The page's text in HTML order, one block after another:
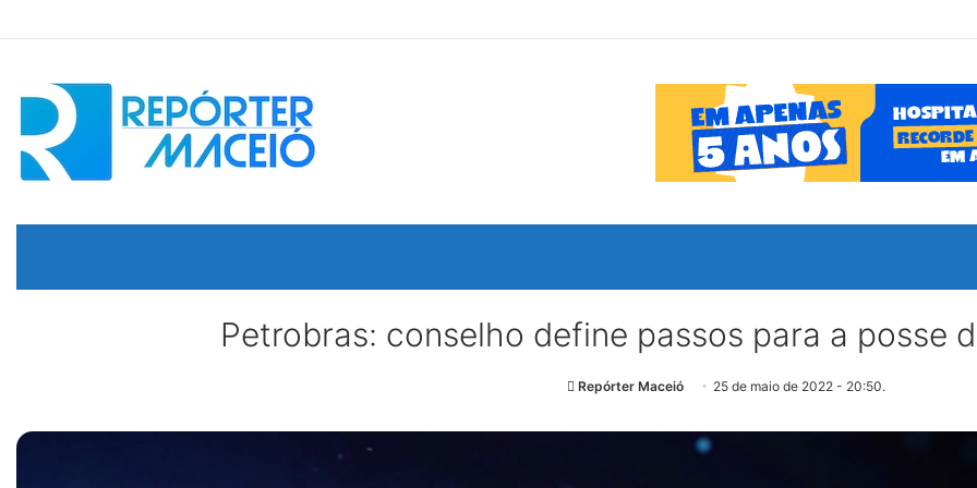
Petrobras: conselho define passos para a posse
Repórter Maceió 25 de maio de 2022 - 20:50.